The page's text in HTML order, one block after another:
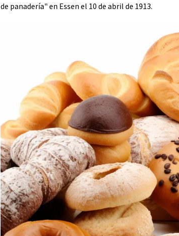
de panadería" en Essen el 10 de abril de 1913.